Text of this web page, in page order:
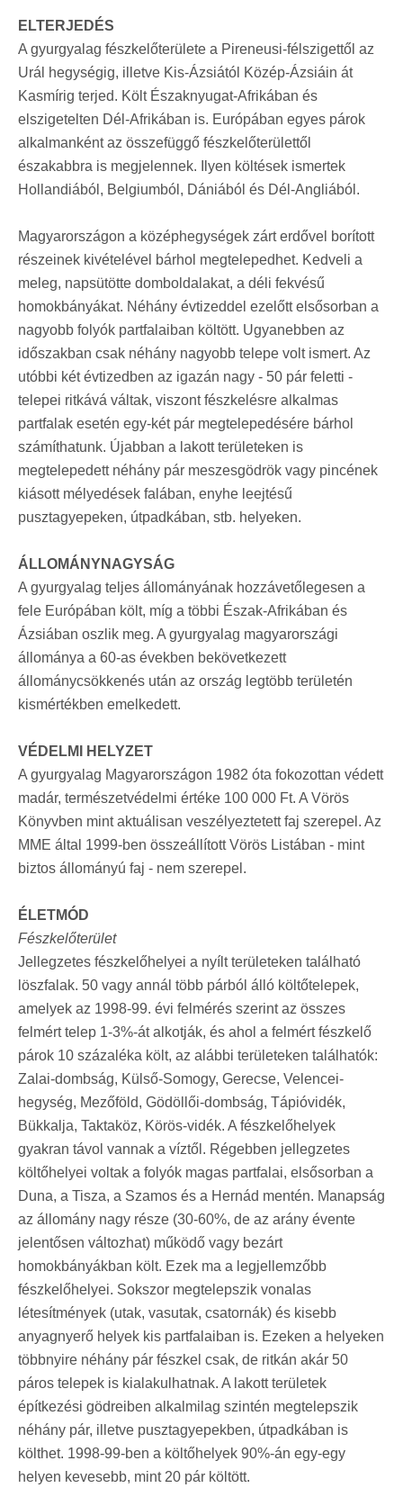
ELTERJEDÉS
A gyurgyalag fészkelőterülete a Pireneusi-félszigettől az
Urál hegységig, illetve Kis-Ázsiától Közép-Ázsiáin át
Kasmírig terjed. Költ Északnyugat-Afrikában és
elszigetelten Dél-Afrikában is. Európában egyes párok
alkalmanként az összefüggő fészkelőterülettől
északabbra is megjelennek. Ilyen költések ismertek
Hollandiából, Belgiumból, Dániából és Dél-Angliából.
Magyarországon a középhegységek zárt erdővel borított
részeinek kivételével bárhol megtelepedhet. Kedveli a
meleg, napsütötte domboldalakat, a déli fekvésű
homokbányákat. Néhány évtizeddel ezelőtt elsősorban a
nagyobb folyók partfalaiban költött. Ugyanebben az
időszakban csak néhány nagyobb telepe volt ismert. Az
utóbbi két évtizedben az igazán nagy - 50 pár feletti -
telepei ritkává váltak, viszont fészkelésre alkalmas
partfalak esetén egy-két pár megtelepedésére bárhol
számíthatunk. Újabban a lakott területeken is
megtelepedett néhány pár meszesgödrök vagy pincének
kiásott mélyedések falában, enyhe leejtésű
pusztagyepeken, útpadkában, stb. helyeken.
ÁLLOMÁNYNAGYSÁG
A gyurgyalag teljes állományának hozzávetőlegesen a
fele Európában költ, míg a többi Észak-Afrikában és
Ázsiában oszlik meg. A gyurgyalag magyarországi
állománya a 60-as években bekövetkezett
állománycsökkenés után az ország legtöbb területén
kismértékben emelkedett.
VÉDELMI HELYZET
A gyurgyalag Magyarországon 1982 óta fokozottan védett
madár, természetvédelmi értéke 100 000 Ft. A Vörös
Könyvben mint aktuálisan veszélyeztetett faj szerepel. Az
MME által 1999-ben összeállított Vörös Listában - mint
biztos állományú faj - nem szerepel.
ÉLETMÓD
Fészkelőterület
Jellegzetes fészkelőhelyei a nyílt területeken található
löszfalak. 50 vagy annál több párból álló költőtelepek,
amelyek az 1998-99. évi felmérés szerint az összes
felmért telep 1-3%-át alkotják, és ahol a felmért fészkelő
párok 10 százaléka költ, az alábbi területeken találhatók:
Zalai-dombság, Külső-Somogy, Gerecse, Velencei-
hegység, Mezőföld, Gödöllői-dombság, Tápióvidék,
Bükkalja, Taktaköz, Körös-vidék. A fészkelőhelyek
gyakran távol vannak a víztől. Régebben jellegzetes
költőhelyei voltak a folyók magas partfalai, elsősorban a
Duna, a Tisza, a Szamos és a Hernád mentén. Manapság
az állomány nagy része (30-60%, de az arány évente
jelentősen változhat) működő vagy bezárt
homokbányákban költ. Ezek ma a legjellemzőbb
fészkelőhelyei. Sokszor megtelepszik vonalas
létesítmények (utak, vasutak, csatornák) és kisebb
anyagnyerő helyek kis partfalaiban is. Ezeken a helyeken
többnyire néhány pár fészkel csak, de ritkán akár 50
páros telepek is kialakulhatnak. A lakott területek
építkezési gödreiben alkalmilag szintén megtelepszik
néhány pár, illetve pusztagyepekben, útpadkában is
költhet. 1998-99-ben a költőhelyek 90%-án egy-egy
helyen kevesebb, mint 20 pár költött.